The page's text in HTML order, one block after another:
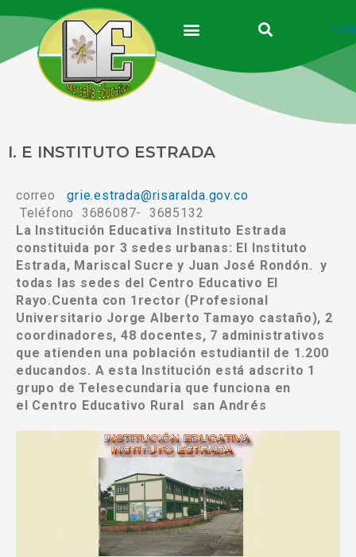
contenido
EN ES
I. E INSTITUTO ESTRADA
correogrie.estrada@risaralda.gov.co
Teléfono 3686087- 3685132
La Institución Educativa Instituto Estrada
constituida por 3 sedes urbanas: El Instituto
Estrada, Mariscal Sucre y Juan José Rondón. y
todas las sedes del Centro Educativo El
Rayo.Cuenta con 1rector (Profesional
Universitario Jorge Alberto Tamayo castaño), 2
coordinadores, 48 docentes, 7 administrativos
que atienden una población estudiantil de 1.200
educandos. A esta Institución está adscrito 1
grupo de Telesecundaria que funciona en
el Centro Educativo Rural san Andrés